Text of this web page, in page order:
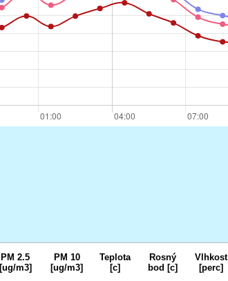
PM 2.5
[ug/m3]
PM 10
[ug/m3]
Teplota
[c]
Rosný
bod [c]
Vlhkost
[perc]